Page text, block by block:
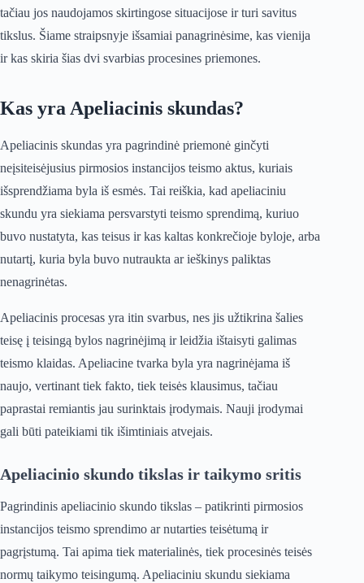
tačiau jos naudojamos skirtingose situacijose ir turi savitus
tikslus. Šiame straipsnyje išsamiai panagrinėsime, kas vienija
ir kas skiria šias dvi svarbias procesines priemones.
Kas yra Apeliacinis skundas?
Apeliacinis skundas yra pagrindinė priemonė ginčyti
neįsiteisėjusius pirmosios instancijos teismo aktus, kuriais
išsprendžiama byla iš esmės. Tai reiškia, kad apeliaciniu
skundu yra siekiama persvarstyti teismo sprendimą, kuriuo
buvo nustatyta, kas teisus ir kas kaltas konkrečioje byloje, arba
nutartį, kuria byla buvo nutraukta ar ieškinys paliktas
nenagrinėtas.
Apeliacinis procesas yra itin svarbus, nes jis užtikrina šalies
teisę į teisingą bylos nagrinėjimą ir leidžia ištaisyti galimas
teismo klaidas. Apeliacine tvarka byla yra nagrinėjama iš
naujo, vertinant tiek fakto, tiek teisės klausimus, tačiau
paprastai remiantis jau surinktais įrodymais. Nauji įrodymai
gali būti pateikiami tik išimtiniais atvejais.
Apeliacinio skundo tikslas ir taikymo sritis
Pagrindinis apeliacinio skundo tikslas – patikrinti pirmosios
instancijos teismo sprendimo ar nutarties teisėtumą ir
pagrįstumą. Tai apima tiek materialinės, tiek procesinės teisės
normų taikymo teisingumą. Apeliaciniu skundu siekiama